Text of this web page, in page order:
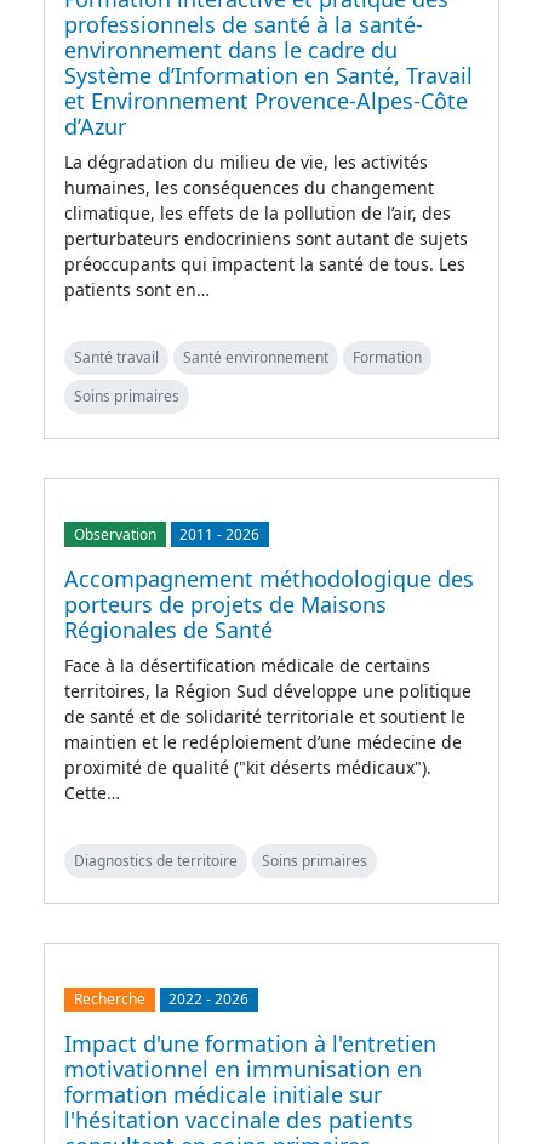
professionnels de santé à la santé-
environnement dans le cadre du
Système d’Information en Santé, Travail
et Environnement Provence-Alpes-Côte
d’Azur
La dégradation du milieu de vie, les activités
humaines, les conséquences du changement
climatique, les effets de la pollution de l’air, des
perturbateurs endocriniens sont autant de sujets
préoccupants qui impactent la santé de tous. Les
patients sont en…
Santé travail Santé environnement
Formation
Soins primaires
Observation 2011 -2026
Accompagnement méthodologique des
porteurs de projets de Maisons
Régionales de Santé
Face à la désertification médicale de certains
territoires, la Région Sud développe une politique
de santé et de solidarité territoriale et soutient le
maintien et le redéploiement d’une médecine de
proximité de qualité ("kit déserts médicaux").
Cette…
Diagnostics de territoire Soins primaires
Recherche 2022-2026
Impact d'une formation à l'entretien
motivationnel en immunisation en
formation médicale initiale sur
l'hésitation vaccinale des patients